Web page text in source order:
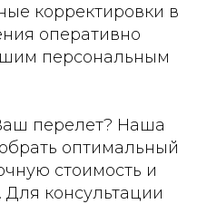
корректировки в
оперативно
персональным
перелет? Наша
оптимальный
стоимость и
Для консультации